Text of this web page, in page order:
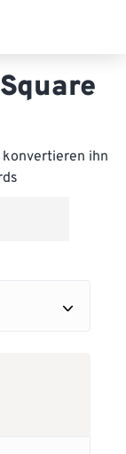
konvertieren ihn